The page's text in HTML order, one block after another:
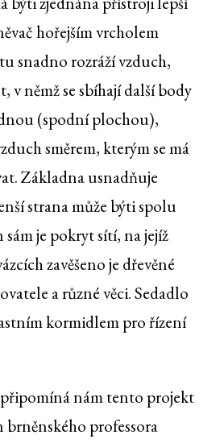
hořejším vrcholem
snadno rozráží vzduch,
v němž se sbíhají další body
(spodní plochou),
směrem, kterým se má
Základna usnadňuje
strana může býti spolu
je pokryt sítí, na jejíž
zavěšeno je dřevěné
a různé věci. Sedadlo
kormidlem pro řízení
nám tento projekt
professora